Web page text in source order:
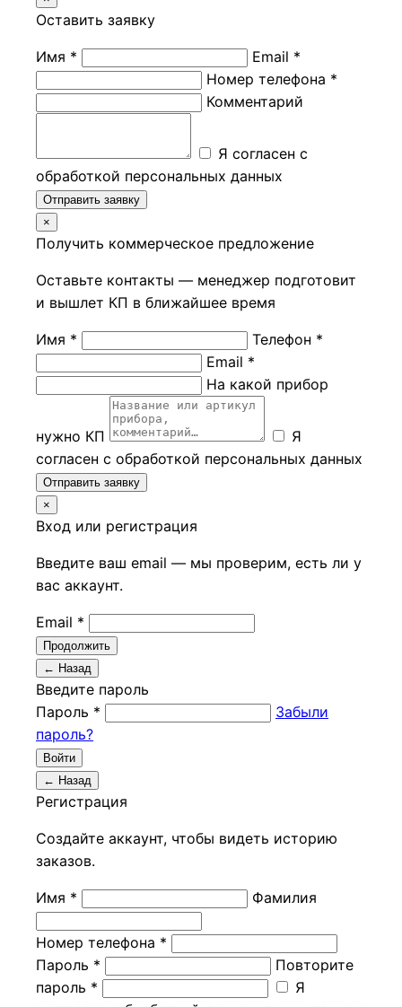
Оставить заявку
Имя *
Email *
Номер телефона *
Комментарий
Я согласен с
обработкой персональных данных
Отправить заявку
×
Получить коммерческое предложение
Оставьте контакты — менеджер подготовит
и вышлет КП в ближайшее время
Имя *
Телефон *
Email *
На какой прибор
нужно КП
Я
согласен с обработкой персональных данных
Отправить заявку
×
Вход или регистрация
Введите ваш email — мы проверим, есть ли у
вас аккаунт.
Email *
Продолжить
← Назад
Введите пароль
Пароль *
Забыли
пароль?
Войти
← Назад
Регистрация
Создайте аккаунт, чтобы видеть историю
заказов.
Имя * Фамилия
Номер телефона *
Пароль *
Повторите
пароль *
Я